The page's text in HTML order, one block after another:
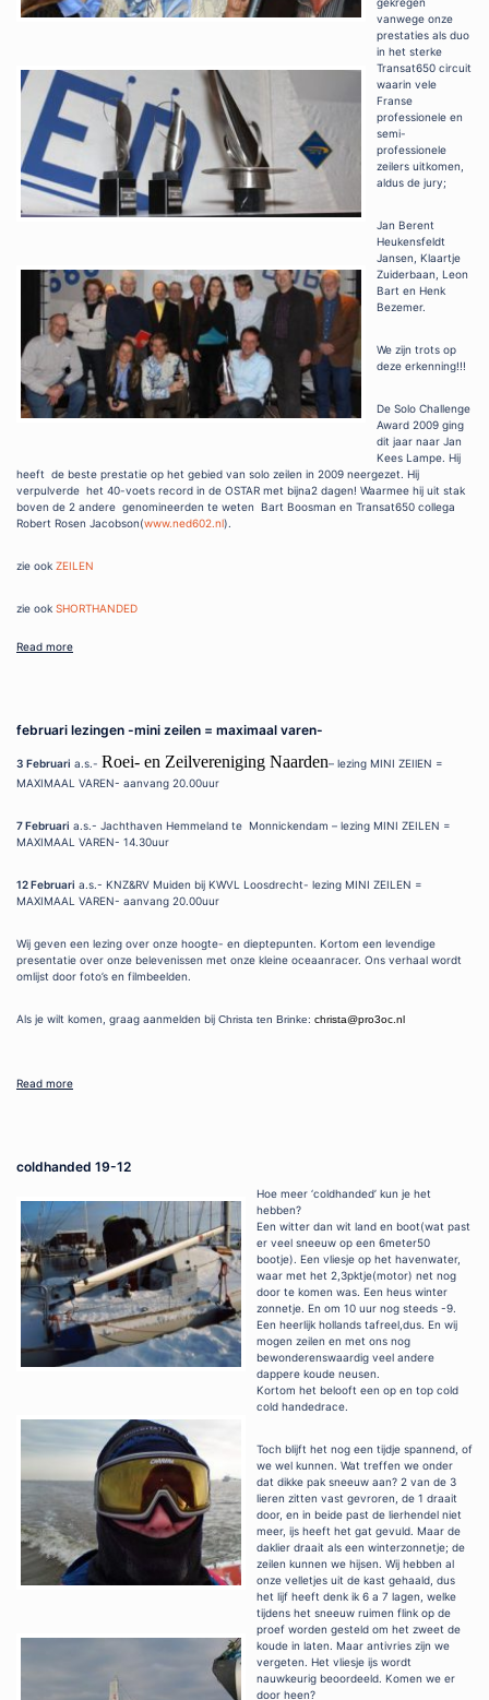
vanwege onze
prestaties als duo
in het sterke
Transat650 circuit
waarin vele
Franse
professionele en
semi-
professionele
zeilers uitkomen,
aldus de jury;
Jan Berent
Heukensfeldt
Jansen, Klaartje
Zuiderbaan, Leon
Bart en Henk
Bezemer.
We zijn trots op
deze erkenning!!!
De Solo Challenge
Award 2009 ging
dit jaar naar Jan
Kees Lampe. Hij
heeft de beste prestatie op het gebied van solo zeilen in 2009 neergezet. Hij
verpulverde het 40-voets record in de OSTAR met bijna2 dagen! Waarmee hij uit stak
boven de 2 andere genomineerden te weten Bart Boosman en Transat650 collega
Robert Rosen Jacobson(www.ned602.nl).
zie ook ZEILEN
zie ook SHORTHANDED
Read more
februari lezingen -mini zeilen = maximaal varen-
3 Februari a.s.- Roei- en Zeilvereniging Naarden– lezing MINI ZEIlEN =
MAXIMAAL VAREN- aanvang 20.00uur
7 Februari a.s.- Jachthaven Hemmeland te Monnickendam – lezing MINI ZEILEN =
MAXIMAAL VAREN- 14.30uur
12 Februari a.s.- KNZ&RV Muiden bij KWVL Loosdrecht- lezing MINI ZEILEN =
MAXIMAAL VAREN- aanvang 20.00uur
Wij geven een lezing over onze hoogte- en dieptepunten. Kortom een levendige
presentatie over onze belevenissen met onze kleine oceaanracer. Ons verhaal wordt
omlijst door foto’s en filmbeelden.
Als je wilt komen, graag aanmelden bij Christa ten Brinke: christa@pro3oc.nl
Read more
coldhanded 19-12
Hoe meer ‘coldhanded’ kun je het
hebben?
Een witter dan wit land en boot(wat past
er veel sneeuw op een 6meter50
bootje). Een vliesje op het havenwater,
waar met het 2,3pktje(motor) net nog
door te komen was. Een heus winter
zonnetje. En om 10 uur nog steeds -9.
Een heerlijk hollands tafreel,dus. En wij
mogen zeilen en met ons nog
bewonderenswaardig veel andere
dappere koude neusen.
Kortom het belooft een op en top cold
cold handedrace.
Toch blijft het nog een tijdje spannend, of
we wel kunnen. Wat treffen we onder
dat dikke pak sneeuw aan? 2 van de 3
lieren zitten vast gevroren, de 1 draait
door, en in beide past de lierhendel niet
meer, ijs heeft het gat gevuld. Maar de
daklier draait als een winterzonnetje; de
zeilen kunnen we hijsen. Wij hebben al
onze velletjes uit de kast gehaald, dus
het lijf heeft denk ik 6 a 7 lagen, welke
tijdens het sneeuw ruimen flink op de
proef worden gesteld om het zweet de
koude in laten. Maar antivries zijn we
vergeten. Het vliesje ijs wordt
nauwkeurig beoordeeld. Komen we er
door heen?